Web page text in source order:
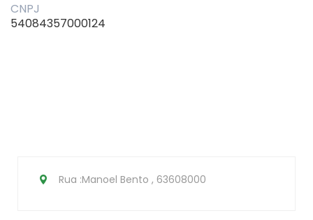
CNPJ
54084357000124
Rua :Manoel Bento , 63608000